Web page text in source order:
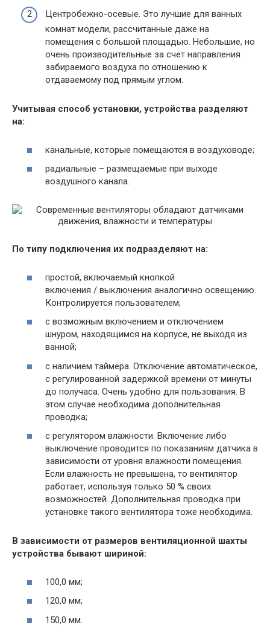
Центробежно-осевые. Это лучшие для ванных
комнат модели, рассчитанные даже на
помещения с большой площадью. Небольшие, но
очень производительные за счет направления
забираемого воздуха по отношению к
отдаваемому под прямым углом.
Учитывая способ установки, устройства разделяют
на:
канальные, которые помещаются в воздуховоде;
радиальные – размещаемые при выходе
воздушного канала.
По типу подключения их подразделяют на:
простой, включаемый кнопкой
включения / выключения аналогично освещению.
Контролируется пользователем;
с возможным включением и отключением
шнуром, находящимся на корпусе, не выходя из
ванной;
с наличием таймера. Отключение автоматическое,
с регулированной задержкой времени от минуты
до получаса. Очень удобно для пользования. В
этом случае необходима дополнительная
проводка;
с регулятором влажности. Включение либо
выключение проводится по показаниям датчика в
зависимости от уровня влажности помещения.
Если влажность не превышена, то вентилятор
работает, используя только 50 % своих
возможностей. Дополнительная проводка при
установке такого вентилятора тоже необходима.
В зависимости от размеров вентиляционной шахты
устройства бывают шириной:
100,0 мм;
120,0 мм;
150,0 мм.